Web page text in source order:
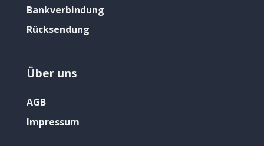
Bankverbindung
Rücksendung
Über uns
AGB
Impressum